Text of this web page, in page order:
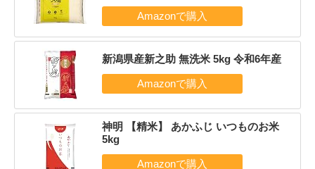
新潟県産新之助 無洗米 5kg 令和6年産
神明 【精米】 あかふじ いつものお米
5kg